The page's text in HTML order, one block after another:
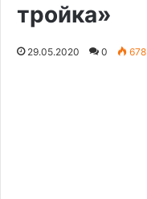
тройка»
29.05.2020 0 678